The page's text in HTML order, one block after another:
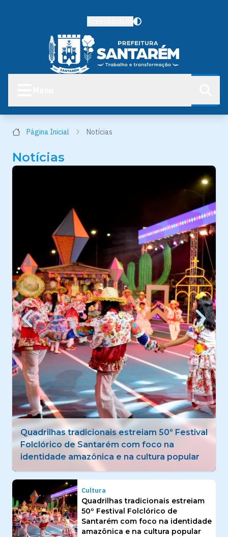
Página Inicial Notícias
Notícias
Santarém lança programação do Agosto
Lilás 2026 com ações de conscientização e
enfrentamento à violência contra a mulher
Cultura
Quadrilhas tradicionais estreiam
50º Festival Folclórico de
Santarém com foco na identidade
amazônica e na cultura popular